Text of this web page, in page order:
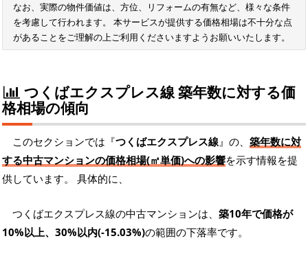
なお、実際の物件価値は、方位、リフォームの有無など、様々な条件
を考慮して行われます。 本サービスが提供する価格相場は不十分な点
があることをご理解の上ご利用くださいますようお願いいたします。
つくばエクスプレス線 築年数に対する価
格相場の傾向
このセクションでは『つくばエクスプレス線』の、 築年数に対
する中古マンションの価格相場(㎡単価)への影響を示す情報を提
供しています。 具体的に、
つくばエクスプレス線の中古マンションは、 築10年で価格が
10%以上、30%以内(-15.03%)の範囲の下落率です。